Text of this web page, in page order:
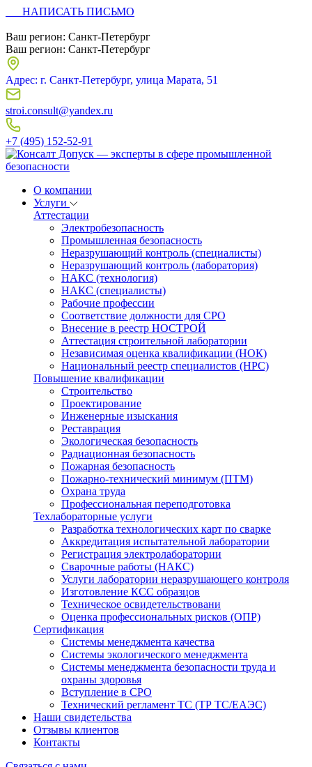
НАПИСАТЬ ПИСЬМО
Ваш регион: Санкт-Петербург
Ваш регион: Санкт-Петербург
Адрес: г. Санкт-Петербург, улица Марата, 51
stroi.consult@yandex.ru
+7 (495) 152-52-91
О компании
Услуги
Аттестации
Электробезопасность
Промышленная безопасность
Неразрушающий контроль (специалисты)
Неразрушающий контроль (лаборатория)
НАКС (технология)
НАКС (специалисты)
Рабочие профессии
Соответствие должности для СРО
Внесение в реестр НОСТРОЙ
Аттестация строительной лаборатории
Независимая оценка квалификации (НОК)
Национальный реестр специалистов (НРС)
Повышение квалификации
Строительство
Проектирование
Инженерные изыскания
Реставрация
Экологическая безопасность
Радиационная безопасность
Пожарная безопасность
Пожарно-технический минимум (ПТМ)
Охрана труда
Профессиональная переподготовка
Техлабораторные услуги
Разработка технологических карт по сварке
Аккредитация испытательной лаборатории
Регистрация электролаборатории
Сварочные работы (НАКС)
Услуги лаборатории неразрушающего контроля
Изготовление КСС образцов
Техническое освидетельствовани
Оценка профессиональных рисков (ОПР)
Сертификация
Системы менеджмента качества
Системы экологического менеджмента
Системы менеджмента безопасности труда и
охраны здоровья
Вступление в СРО
Технический регламент ТС (ТР ТС/ЕАЭС)
Наши свидетельства
Отзывы клиентов
Контакты